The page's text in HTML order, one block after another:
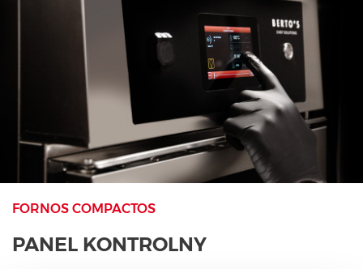
FORNOS COMPACTOS
PANEL KONTROLNY